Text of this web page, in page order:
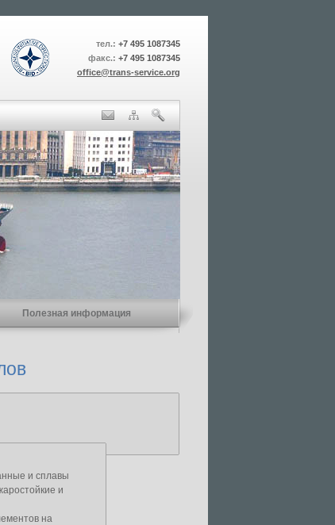
тел.: +7 495 1087345
факс.: +7 495 1087345
office@trans-service.org
Полезная информация
и сплавы
и
на